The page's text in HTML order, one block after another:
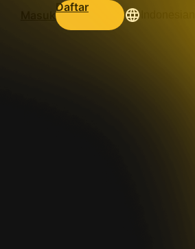
Daftar